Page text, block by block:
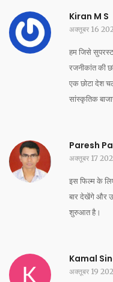
Kiran M S
अक्तूबर 16
हम जिसे
रजनीकांत की
एक छोटा देश
सांस्कृतिक
Paresh
अक्तूबर 17
इस फिल्म के
बार देखेंगे और
शुरुआत है।
Kamal
अक्तूबर 19